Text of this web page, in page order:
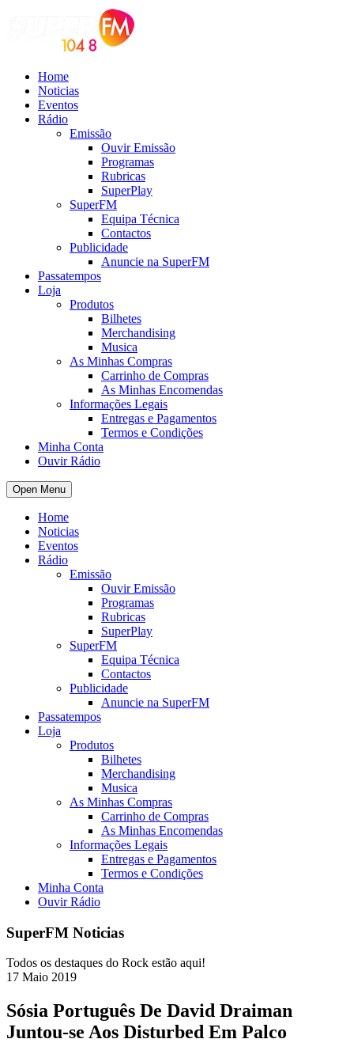
Home
Noticias
Eventos
Rádio
Emissão
Ouvir Emissão
Programas
Rubricas
SuperPlay
SuperFM
Equipa Técnica
Contactos
Publicidade
Anuncie na SuperFM
Passatempos
Loja
Produtos
Bilhetes
Merchandising
Musica
As Minhas Compras
Carrinho de Compras
As Minhas Encomendas
Informações Legais
Entregas e Pagamentos
Termos e Condições
Minha Conta
Ouvir Rádio
Open Menu
Home
Noticias
Eventos
Rádio
Emissão
Ouvir Emissão
Programas
Rubricas
SuperPlay
SuperFM
Equipa Técnica
Contactos
Publicidade
Anuncie na SuperFM
Passatempos
Loja
Produtos
Bilhetes
Merchandising
Musica
As Minhas Compras
Carrinho de Compras
As Minhas Encomendas
Informações Legais
Entregas e Pagamentos
Termos e Condições
Minha Conta
Ouvir Rádio
SuperFM Noticias
Todos os destaques do Rock estão aqui!
17 Maio 2019
Sósia Português De David Draiman
Juntou-se Aos Disturbed Em Palco